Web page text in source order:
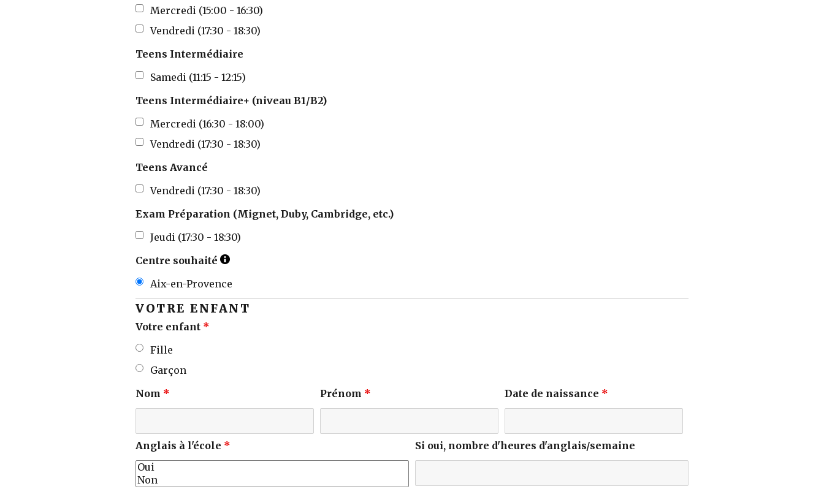
Mercredi (15:00 - 16:30)
Vendredi (17:30 - 18:30)
Teens Intermédiaire
Samedi (11:15 - 12:15)
Teens Intermédiaire+ (niveau B1/B2)
Mercredi (16:30 - 18:00)
Vendredi (17:30 - 18:30)
Teens Avancé
Vendredi (17:30 - 18:30)
Exam Préparation (Mignet, Duby, Cambridge, etc.)
Jeudi (17:30 - 18:30)
Centre souhaité
Aix-en-Provence
VOTRE ENFANT
Votre enfant *
Fille
Garçon
Nom * Prénom * Date de naissance *
Anglais à l'école * Si oui, nombre d'heures d'anglais/semaine